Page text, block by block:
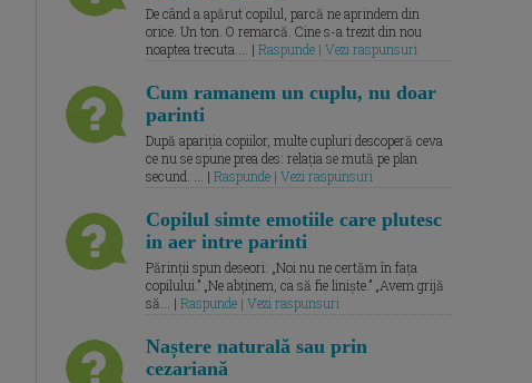
De când a apărut copilul, parcă ne aprindem din
orice. Un ton. O remarcă. Cine s-a trezit din nou
noaptea trecuta.... | Raspunde | Vezi raspunsuri
Cum ramanem un cuplu, nu doar
parinti
După apariția copiilor, multe cupluri descoperă ceva
ce nu se spune prea des: relația se mută pe plan
secund. ... | Raspunde | Vezi raspunsuri
Copilul simte emotiile care plutesc
in aer intre parinti
Părinții spun deseori: „Noi nu ne certăm în fața
copilului.” „Ne abținem, ca să fie liniște.” „Avem grijă
să... | Raspunde | Vezi raspunsuri
Naștere naturală sau prin
cezariană